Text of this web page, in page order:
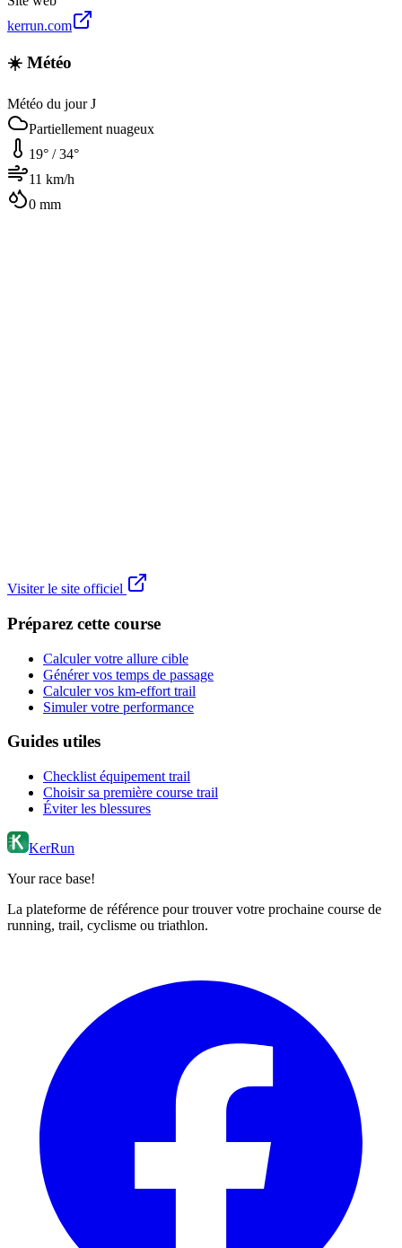
kerrun.com
☀️ Météo
Météo du jour J
Partiellement nuageux
19° /34°
11 km/h
0 mm
Visiter le site officiel
Préparez cette course
Calculer votre allure cible
Générer vos temps de passage
Calculer vos km-effort trail
Simuler votre performance
Guides utiles
Checklist équipement trail
Choisir sa première course trail
Éviter les blessures
KerRun
Your race base!
La plateforme de référence pour trouver votre prochaine course de
running, trail, cyclisme ou triathlon.